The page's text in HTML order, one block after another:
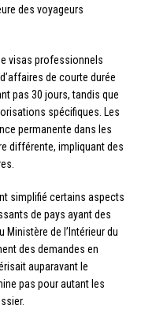
des voyageurs
visas professionnels
de courte durée
pas 30 jours, tandis que
spécifiques. Les
permanente dans les
différente, impliquant des
simplifié certains aspects
de pays ayant des
Ministère de l’Intérieur du
des demandes en
auparavant le
pas pour autant les